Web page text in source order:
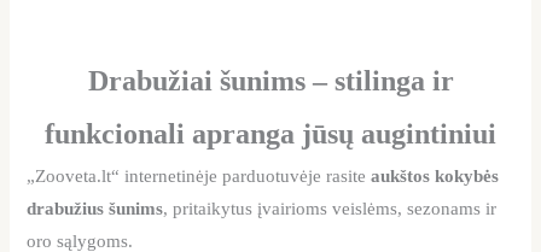
Drabužiai šunims – stilinga ir
funkcionali apranga jūsų augintiniui
„Zooveta.lt“ internetinėje parduotuvėje rasiteaukštos kokybės
drabužius šunims, pritaikytus įvairioms veislėms, sezonams ir
oro sąlygoms.